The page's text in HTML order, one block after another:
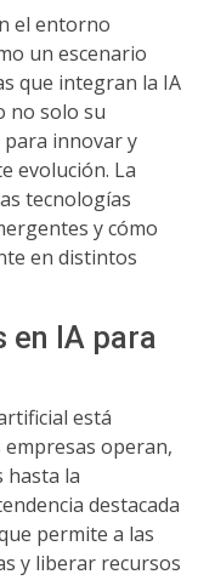
el entorno
un escenario
que integran la IA
no solo su
para innovar y
evolución. La
tecnologías
y cómo
en distintos
en IA para
está
operan,
hasta la
destacada
permite a las
y liberar recursos